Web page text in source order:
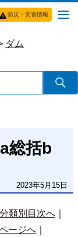
防災・災害情報
ダム
総括b
2023年5月15日
類別目次へ｜
ージへ